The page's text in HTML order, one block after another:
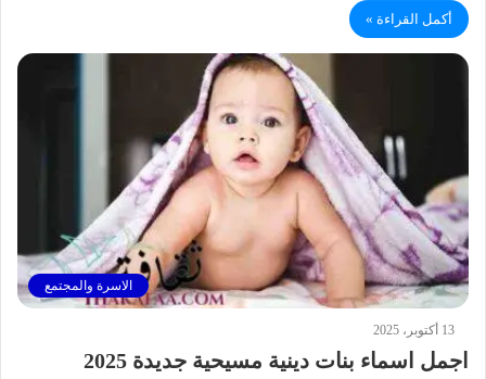
أكمل القراءة »
الاسرة والمجتمع
13 أكتوبر، 2025
اجمل اسماء بنات دينية مسيحية جديدة 2025